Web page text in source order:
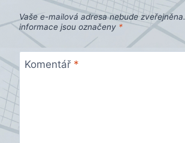
Vaše e-mailová adresa nebude zveřejněna.
informace jsou označeny *
Komentář *